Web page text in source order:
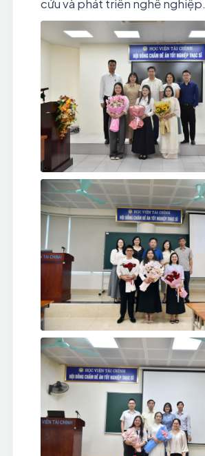
cứu và phát triển nghề nghiệp.